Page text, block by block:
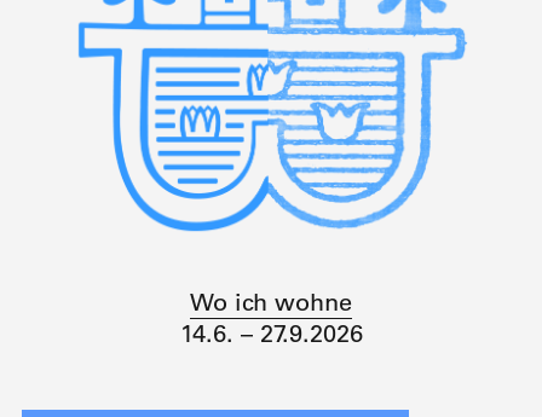
Wo ich wohne
14.6. – 27.9.2026